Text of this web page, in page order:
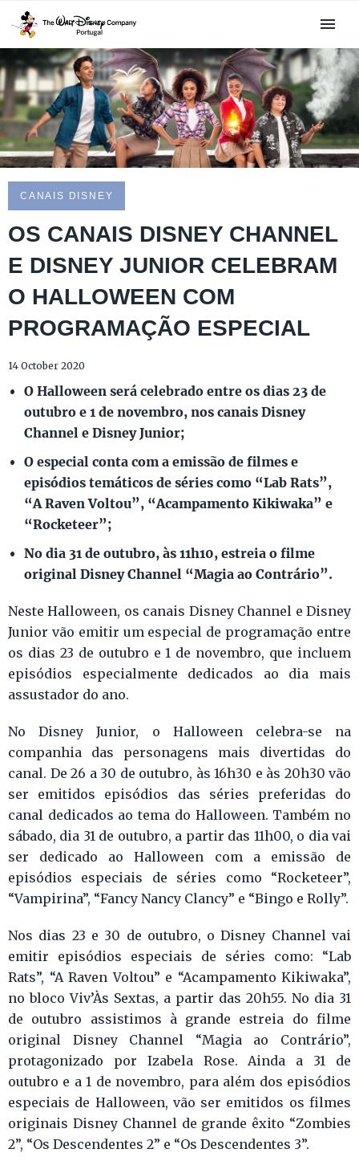
CANAIS DISNEY
OS CANAIS DISNEY CHANNEL
E DISNEY JUNIOR CELEBRAM
O HALLOWEEN COM
PROGRAMAÇÃO ESPECIAL
14 October 2020
O Halloween será celebrado entre os dias 23 de
outubro e 1 de novembro, nos canais Disney
Channel e Disney Junior;
O especial conta com a emissão de filmes e
episódios temáticos de séries como “Lab Rats”,
“A Raven Voltou”, “Acampamento Kikiwaka” e
“Rocketeer”;
No dia 31 de outubro, às 11h10, estreia o filme
original Disney Channel “Magia ao Contrário”.
Neste Halloween, os canais Disney Channel e Disney
Junior vão emitir um especial de programação entre
os dias 23 de outubro e 1 de novembro, que incluem
episódios especialmente dedicados ao dia mais
assustador do ano.
No Disney Junior, o Halloween celebra-se na
companhia das personagens mais divertidas do
canal. De 26 a 30 de outubro, às 16h30 e às 20h30 vão
ser emitidos episódios das séries preferidas do
canal dedicados ao tema do Halloween. Também no
sábado, dia 31 de outubro, a partir das 11h00, o dia vai
ser dedicado ao Halloween com a emissão de
episódios especiais de séries como “Rocketeer”,
“Vampirina”, “Fancy Nancy Clancy” e “Bingo e Rolly”.
Nos dias 23 e 30 de outubro, o Disney Channel vai
emitir episódios especiais de séries como: “Lab
Rats”, “A Raven Voltou” e “Acampamento Kikiwaka”,
no bloco Viv’Às Sextas, a partir das 20h55. No dia 31
de outubro assistimos à grande estreia do filme
original Disney Channel “Magia ao Contrário”,
protagonizado por Izabela Rose. Ainda a 31 de
outubro e a 1 de novembro, para além dos episódios
especiais de Halloween, vão ser emitidos os filmes
originais Disney Channel de grande êxito “Zombies
2”, “Os Descendentes 2” e “Os Descendentes 3”.